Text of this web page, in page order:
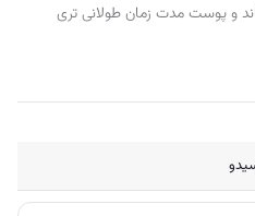
و پوست مدت زمان طولانی تری